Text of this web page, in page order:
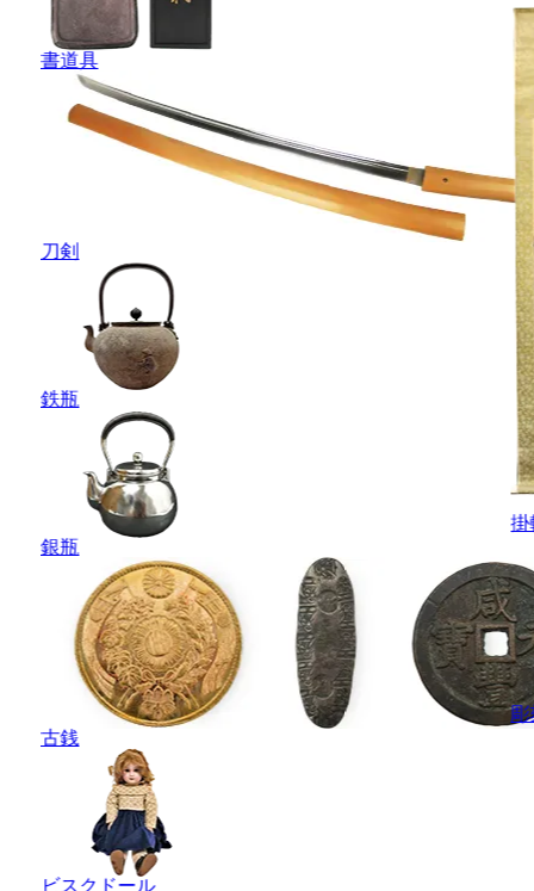
書道具
刀剣
鉄瓶
銀瓶
古銭
ビスクドール
掛
彫